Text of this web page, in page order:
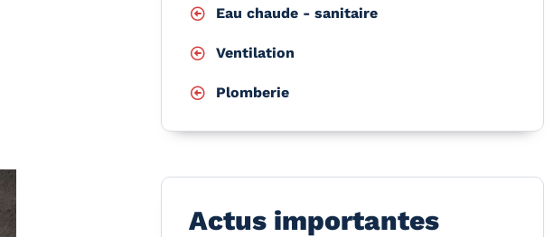
Eau chaude - sanitaire
Ventilation
Plomberie
Actus importantes